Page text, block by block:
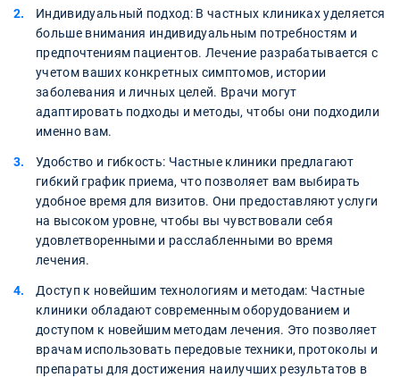
Индивидуальный подход: В частных клиниках уделяется
больше внимания индивидуальным потребностям и
предпочтениям пациентов. Лечение разрабатывается с
учетом ваших конкретных симптомов, истории
заболевания и личных целей. Врачи могут
адаптировать подходы и методы, чтобы они подходили
именно вам.
Удобство и гибкость: Частные клиники предлагают
гибкий график приема, что позволяет вам выбирать
удобное время для визитов. Они предоставляют услуги
на высоком уровне, чтобы вы чувствовали себя
удовлетворенными и расслабленными во время
лечения.
Доступ к новейшим технологиям и методам: Частные
клиники обладают современным оборудованием и
доступом к новейшим методам лечения. Это позволяет
врачам использовать передовые техники, протоколы и
препараты для достижения наилучших результатов в